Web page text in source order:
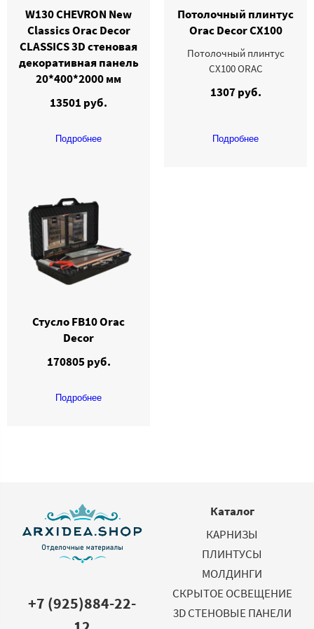
W130 CHEVRON New
Classics Orac Decor
CLASSICS 3D стеновая
декоративная панель
20*400*2000 мм
13501 руб.
Подробнее
Потолочный плинтус
Orac Decor CX100
Потолочный плинтус
CX100 ORAC
1307 руб.
Подробнее
Стусло FB10 Orac
Dеcor
170805 руб.
Подробнее
+7 (925)884-22-
Каталог
КАРНИЗЫ
ПЛИНТУСЫ
МОЛДИНГИ
СКРЫТОЕ ОСВЕЩЕНИЕ
3D СТЕНОВЫЕ ПАНЕЛИ